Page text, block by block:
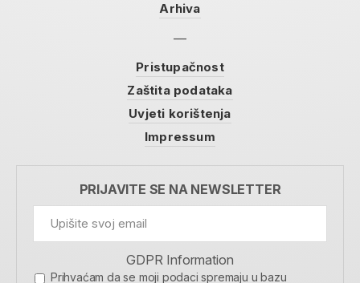
Arhiva
Pristupačnost
Zaštita podataka
Uvjeti korištenja
Impressum
PRIJAVITE SE NA NEWSLETTER
GDPR Information
Prihvaćam da se moji podaci spremaju u bazu